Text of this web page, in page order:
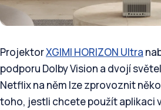
ProjektorXGIMI HORIZON Ultra
podporu Dolby Vision a dvojí
Netflix na něm lze zprovoznit
toho, jestli chcete použít aplikaci